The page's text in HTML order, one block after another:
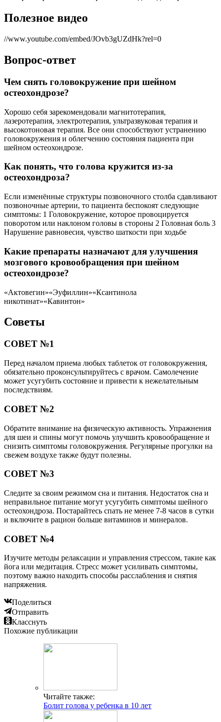
Полезное видео
//www.youtube.com/embed/JOvb3gUZdHk?rel=0
Вопрос-ответ
Чем снять головокружение при шейном
остеохондрозе?
Хорошо себя зарекомендовали магнитотерапия,
лазеротерапия, электротерапия, ультразвуковая терапия и
высокотоновая терапия. Все они способствуют устранению
головокружения и облегчению состояния пациента при
шейном остеохондрозе.
Как понять, что голова кружится из-за
остеохондроза?
Если изменённые структуры позвоночного столба сдавливают
позвоночные артерии, то пациента беспокоят следующие
симптомы: 1 Головокружение, которое провоцируется
поворотом или наклоном головы в стороны 2 Головная боль 3
Нарушение равновесия, чувство шаткости при ходьбе
Какие препараты назначают для улучшения
мозгового кровообращения при шейном
остеохондрозе?
«Актовегин»«Эуфиллин»«Ксантинола
никотинат»«Кавинтон»
Советы
СОВЕТ №1
Перед началом приема любых таблеток от головокружения,
обязательно проконсультируйтесь с врачом. Самолечение
может усугубить состояние и привести к нежелательным
последствиям.
СОВЕТ №2
Обратите внимание на физическую активность. Упражнения
для шеи и спины могут помочь улучшить кровообращение и
снизить симптомы головокружения. Регулярные прогулки на
свежем воздухе также будут полезны.
СОВЕТ №3
Следите за своим режимом сна и питания. Недостаток сна и
неправильное питание могут усугубить симптомы шейного
остеохондроза. Постарайтесь спать не менее 7-8 часов в сутки
и включите в рацион больше витаминов и минералов.
СОВЕТ №4
Изучите методы релаксации и управления стрессом, такие как
йога или медитация. Стресс может усиливать симптомы,
поэтому важно находить способы расслабления и снятия
напряжения.
Поделиться
Отправить
Класснуть
Похожие публикации
Читайте также:
Болит голова у ребенка в 10 лет